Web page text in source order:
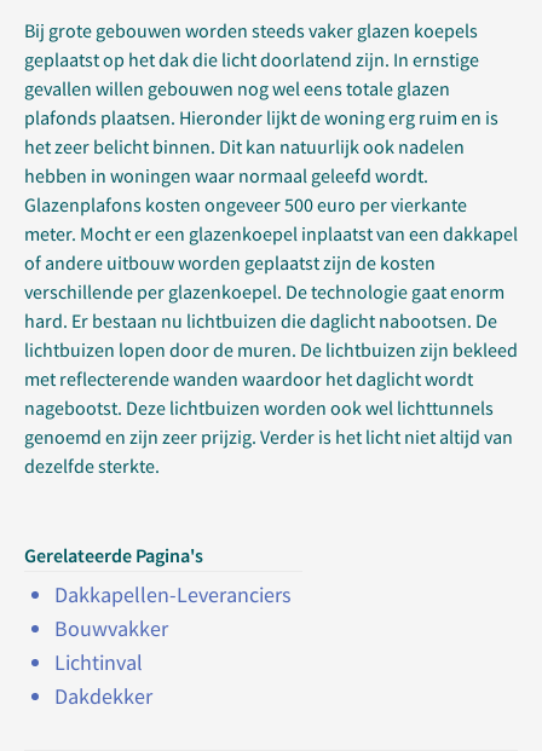
Bij grote gebouwen worden steeds vaker glazen koepels
geplaatst op het dak die licht doorlatend zijn. In ernstige
gevallen willen gebouwen nog wel eens totale glazen
plafonds plaatsen. Hieronder lijkt de woning erg ruim en is
het zeer belicht binnen. Dit kan natuurlijk ook nadelen
hebben in woningen waar normaal geleefd wordt.
Glazenplafons kosten ongeveer 500 euro per vierkante
meter. Mocht er een glazenkoepel inplaatst van een dakkapel
of andere uitbouw worden geplaatst zijn de kosten
verschillende per glazenkoepel. De technologie gaat enorm
hard. Er bestaan nu lichtbuizen die daglicht nabootsen. De
lichtbuizen lopen door de muren. De lichtbuizen zijn bekleed
met reflecterende wanden waardoor het daglicht wordt
nagebootst. Deze lichtbuizen worden ook wel lichttunnels
genoemd en zijn zeer prijzig. Verder is het licht niet altijd van
dezelfde sterkte.
Gerelateerde Pagina's
Dakkapellen-Leveranciers
Bouwvakker
Lichtinval
Dakdekker